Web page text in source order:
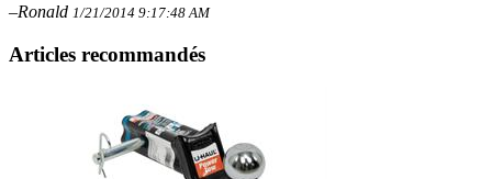
–Ronald 1/21/2014 9:17:48 AM
Articles recommandés